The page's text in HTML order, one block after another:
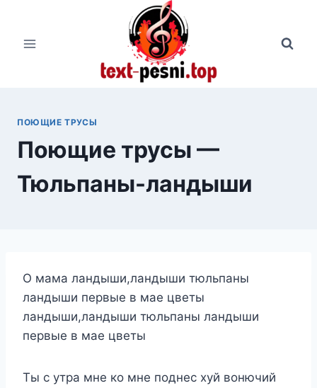
содержимому
ПОЮЩИЕ ТРУСЫ
Поющие трусы —
Тюльпаны-ландыши
О мама ландыши,ландыши тюльпаны
ландыши первые в мае цветы
ландыши,ландыши тюльпаны ландыши
первые в мае цветы
Ты с утра мне ко мне поднес хуй вонючий